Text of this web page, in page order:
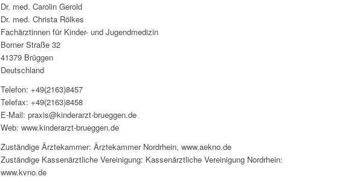
Dr. med. Carolin Gerold
Dr. med. Christa Rölkes
Fachärztinnen für Kinder- und Jugendmedizin
Borner Straße 32
41379 Brüggen
Deutschland
Telefon: +49(2163)8457
Telefax: +49(2163)8458
E-Mail: praxis@kinderarzt-brueggen.de
Web: www.kinderarzt-brueggen.de
Zuständige Ärztekammer: Ärztekammer Nordrhein, www.aekno.de
Zuständige Kassenärztliche Vereinigung: Kassenärztliche Vereinigung Nordrhein:
www.kvno.de